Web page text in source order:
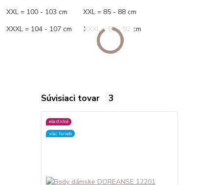
XXL = 100 - 103 cm XXL = 85 - 88 cm
XXXL = 104 - 107 cm XXXL = 89 - 92 cm
Súvisiaci tovar 3
elastické
viac farieb